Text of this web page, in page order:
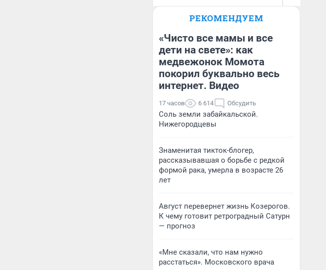
Анатолий Кузнецов
РЕКОМЕНДУЕМ
«Чисто все мамы и все
дети на свете»: как
медвежонок Момота
покорил буквально весь
интернет. Видео
17 часов 6 614 Обсудить
Соль земли забайкальской.
Нижегородцевы
Знаменитая тикток-блогер,
рассказывавшая о борьбе с редкой
формой рака, умерла в возрасте 26
лет
Август перевернет жизнь Козерогов.
К чему готовит ретроградный Сатурн
— прогноз
«Мне сказали, что нам нужно
расстаться». Московского врача